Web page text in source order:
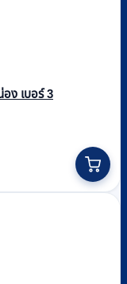
ง เบอร์ 3